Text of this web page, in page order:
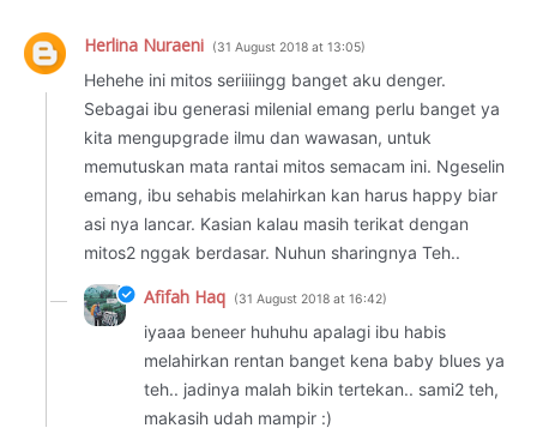
Herlina Nuraeni 31 August 2018 at 13:05
Hehehe ini mitos seriiiingg banget aku denger.
Sebagai ibu generasi milenial emang perlu banget ya
kita mengupgrade ilmu dan wawasan, untuk
memutuskan mata rantai mitos semacam ini. Ngeselin
emang, ibu sehabis melahirkan kan harus happy biar
asi nya lancar. Kasian kalau masih terikat dengan
mitos2 nggak berdasar. Nuhun sharingnya Teh..
Afifah Haq 31 August 2018 at 16:42
iyaaa beneer huhuhu apalagi ibu habis
melahirkan rentan banget kena baby blues ya
teh.. jadinya malah bikin tertekan.. sami2 teh,
makasih udah mampir :)